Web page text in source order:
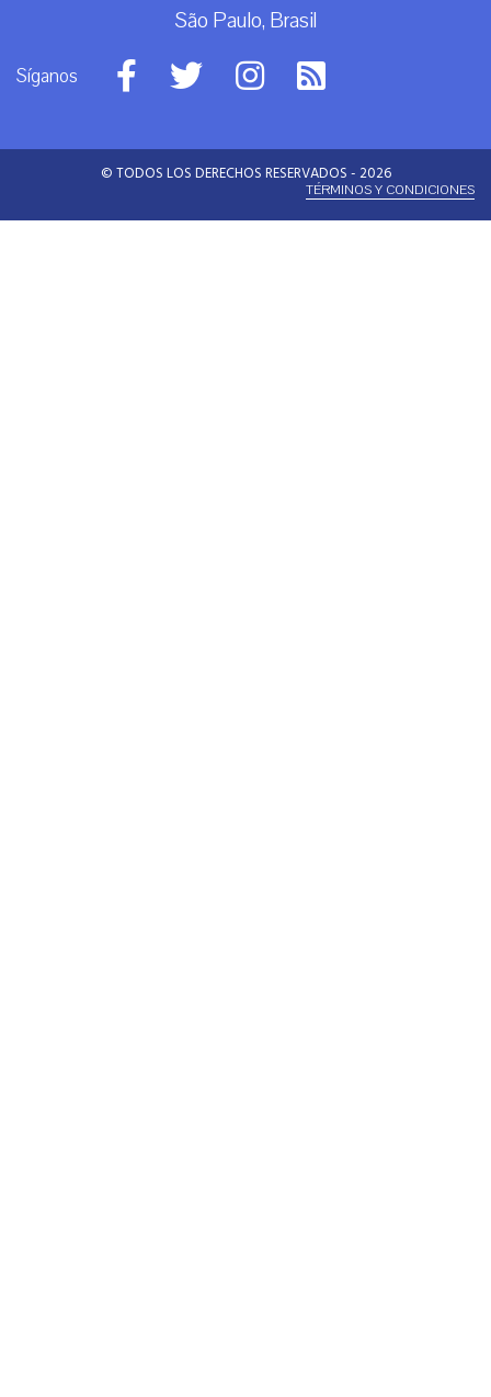
São Paulo, Brasil
Síganos
© TODOS LOS DERECHOS RESERVADOS - 2026
TÉRMINOS Y CONDICIONES